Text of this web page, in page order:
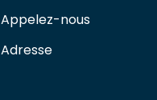
Appelez-nous
Adresse